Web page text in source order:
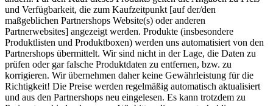
und Verfügbarkeit, die zum Kaufzeitpunkt [auf der/den
maßgeblichen Partnershops Website(s) oder anderen
Partnerwebsites] angezeigt werden. Produkte (insbesondere
Produktlisten und Produktboxen) werden uns automatisiert von den
Partnershops übermittelt. Wir sind nicht in der Lage, die Daten zu
prüfen oder gar falsche Produktdaten zu entfernen, bzw. zu
korrigieren. Wir übernehmen daher keine Gewährleistung für die
Richtigkeit! Die Preise werden regelmäßig automatisch aktualisiert
und aus den Partnershops neu eingelesen. Es kann trotzdem zu